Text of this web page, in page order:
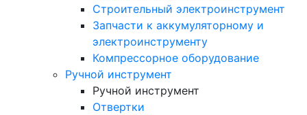
Строительный электроинструмент
Запчасти к аккумуляторному и
электроинструменту
Компрессорное оборудование
Ручной инструмент
Ручной инструмент
Отвертки